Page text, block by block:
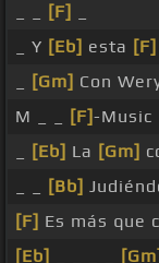
[F]
_ Y [Eb] esta [F]
[Gm] Con
M _ _
[F]-Music
[Eb] La [Gm]
[Bb]
[F] Es más que
[Eb]
[Gm]